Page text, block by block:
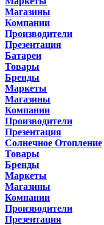
Магазины
Компании
Производители
Презентация
Батареи
Товары
Бренды
Маркеты
Магазины
Компании
Производители
Презентация
Солнечное Отопление
Товары
Бренды
Маркеты
Магазины
Компании
Производители
Презентация